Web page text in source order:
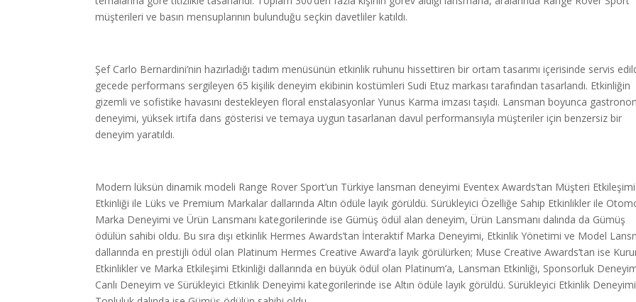
müşterileri ve basın mensuplarının bulunduğu seçkin davetliler katıldı.
Şef Carlo Bernardini’nin hazırladığı tadım menüsünün etkinlik ruhunu hissettiren bir ortam tasarımı içerisinde servis
gecede performans sergileyen 65 kişilik deneyim ekibinin kostümleri Sudi Etuz markası tarafından tasarlandı. Etkinliğin
gizemli ve sofistike havasını destekleyen floral enstalasyonlar Yunus Karma imzası taşıdı. Lansman boyunca
deneyimi, yüksek irtifa dans gösterisi ve temaya uygun tasarlanan davul performansıyla müşteriler için benzersiz bir
deneyim yaratıldı.
Modern lüksün dinamik modeli Range Rover Sport’un Türkiye lansman deneyimi Eventex Awards’tan Müşteri Etkileşimi
Etkinliği ile Lüks ve Premium Markalar dallarında Altın ödüle layık görüldü. Sürükleyici Özelliğe Sahip Etkinlikler ile
Marka Deneyimi ve Ürün Lansmanı kategorilerinde ise Gümüş ödül alan deneyim, Ürün Lansmanı dalında da Gümüş
ödülün sahibi oldu. Bu sıra dışı etkinlik Hermes Awards’tan İnteraktif Marka Deneyimi, Etkinlik Yönetimi ve Model
dallarında en prestijli ödül olan Platinum Hermes Creative Award’a layık görülürken; Muse Creative Awards’tan ise
Etkinlikler ve Marka Etkileşimi Etkinliği dallarında en büyük ödül olan Platinum’a, Lansman Etkinliği, Sponsorluk
Canlı Deneyim ve Sürükleyici Etkinlik Deneyimi kategorilerinde ise Altın ödüle layık görüldü. Sürükleyici Etkinlik